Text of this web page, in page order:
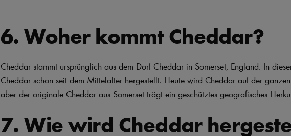
6. Woher kommt Cheddar?
Cheddar stammt ursprünglich aus dem Dorf Cheddar in Somerset, England. In
Cheddar schon seit dem Mittelalter hergestellt. Heute wird Cheddar auf der
aber der originale Cheddar aus Somerset trägt ein geschütztes geografisches
7. Wie wird Cheddar